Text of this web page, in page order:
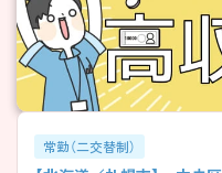
常勤（二交替制）